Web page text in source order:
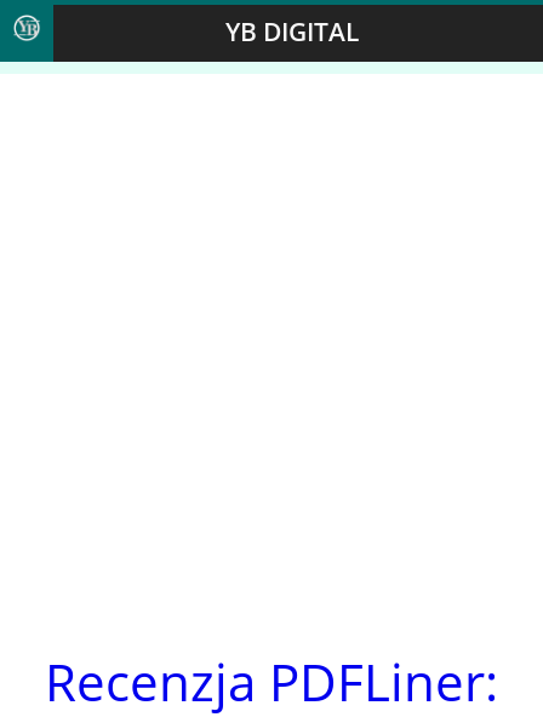
YB DIGITAL
Recenzja PDFLiner: